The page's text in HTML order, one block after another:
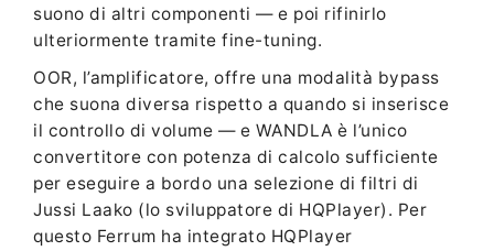
suono di altri componenti — e poi rifinirlo
ulteriormente tramite fine-tuning.
OOR, l’amplificatore, offre una modalità bypass
che suona diversa rispetto a quando si inserisce
il controllo di volume — e WANDLA è l’unico
convertitore con potenza di calcolo sufficiente
per eseguire a bordo una selezione di filtri di
Jussi Laako (lo sviluppatore di HQPlayer). Per
questo Ferrum ha integrato HQPlayer